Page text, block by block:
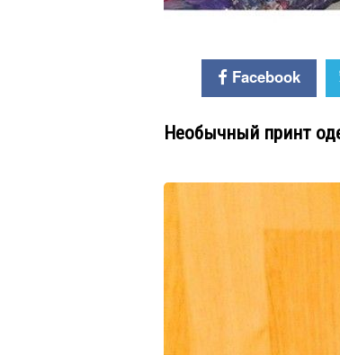
Facebook
Необычный принт